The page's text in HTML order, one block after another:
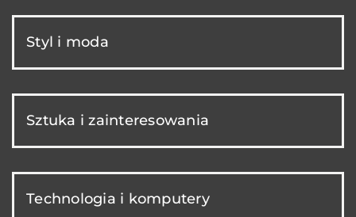
Styl i moda
Sztuka i zainteresowania
Technologia i komputery